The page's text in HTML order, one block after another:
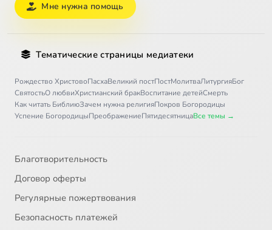
Мне нужна помощь
Тематические страницы медиатеки
Рождество ХристовоПасхаВеликий постПостМолитваЛитургияБог
СвятостьО любвиХристианский бракВоспитание детейСмерть
Как читать БиблиюЗачем нужна религияПокров Богородицы
Успение БогородицыПреображениеПятидесятницаВсе темы →
Благотворительность
Договор оферты
Регулярные пожертвования
Безопасность платежей